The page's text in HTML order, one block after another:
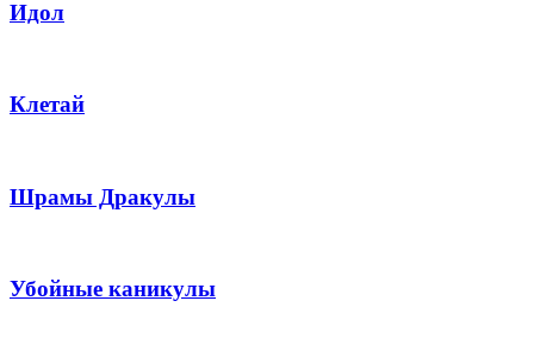
Идол
Клетай
Шрамы Дракулы
Убойные каникулы